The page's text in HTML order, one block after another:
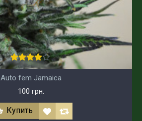
Auto fem Jamaica
100 грн.
Купить